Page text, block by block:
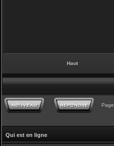
Haut
Page
Qui est en ligne